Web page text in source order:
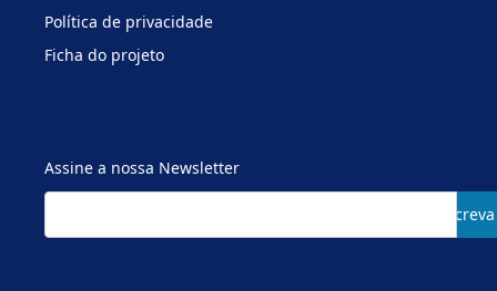
Política de privacidade
Ficha do projeto
Assine a nossa Newsletter
Subscreva